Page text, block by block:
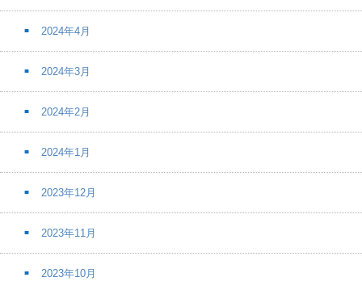
2024年4月
2024年3月
2024年2月
2024年1月
2023年12月
2023年11月
2023年10月